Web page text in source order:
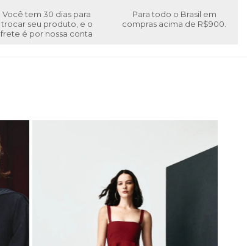
Você tem 30 dias para
trocar seu produto, e o
frete é por nossa conta
Para todo o Brasil em
compras acima de R$900.